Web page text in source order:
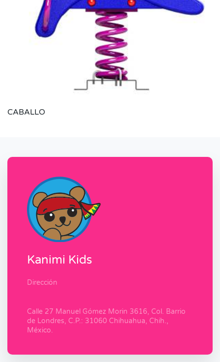
CABALLO
Kanimi Kids
Dirección
Calle 27 Manuel Gómez Morin 3616, Col. Barrio
de Londres, C.P.: 31060 Chihuahua, Chih.,
México.